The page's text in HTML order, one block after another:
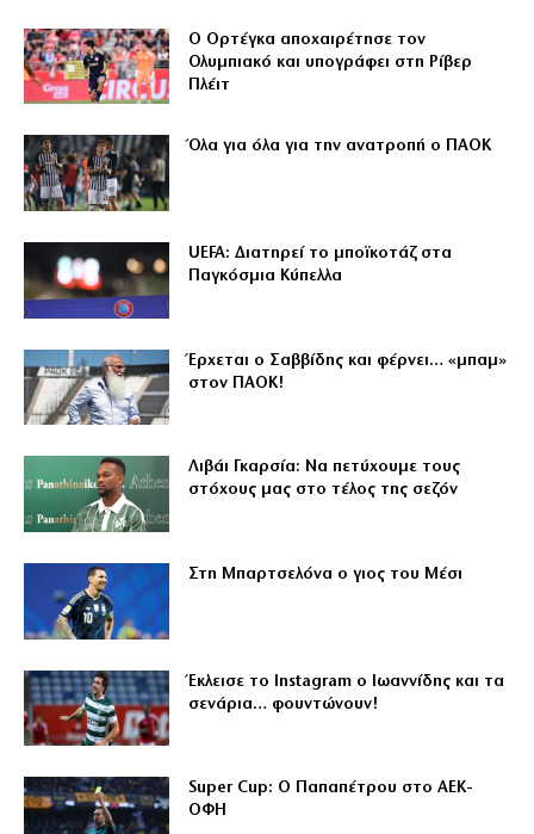
Ο Ορτέγκα αποχαιρέτησε τον
Ολυμπιακό και υπογράφει στη Ρίβερ
Πλέιτ
Όλα για όλα για την ανατροπή ο ΠΑΟΚ
UEFA: Διατηρεί το μποϊκοτάζ στα
Παγκόσμια Κύπελλα
Έρχεται ο Σαββίδης και φέρνει… «μπαμ»
στον ΠΑΟΚ!
Λιβάι Γκαρσία: Να πετύχουμε τους
στόχους μας στο τέλος της σεζόν
Στη Μπαρτσελόνα ο γιος του Μέσι
Έκλεισε το Instagram ο Ιωαννίδης και τα
σενάρια… φουντώνουν!
Super Cup: Ο Παπαπέτρου στο ΑΕΚ-
ΟΦΗ